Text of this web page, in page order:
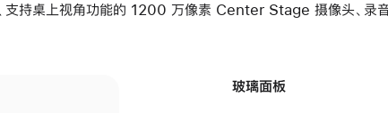
持桌上视角功能的 1200 万像素 Center Stage 摄像头、录音
玻璃面板